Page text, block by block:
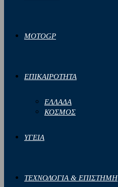
MOTOGP
ΕΠΙΚΑΙΡΟΤΗΤΑ
ΕΛΛΑΔΑ
ΚΟΣΜΟΣ
ΥΓΕΙΑ
ΤΕΧΝΟΛΟΓΙΑ & ΕΠΙΣΤΗΜΗ